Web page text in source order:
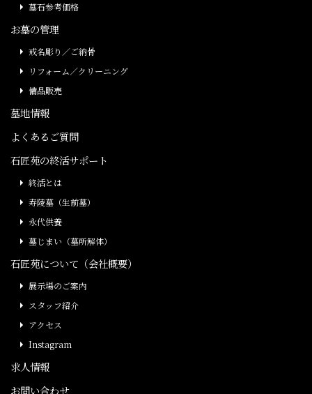
墓石参考価格
お墓の管理
戒名彫り／ご納骨
リフォーム／クリーニング
備品販売
墓地情報
よくあるご質問
石匠苑の終活サポート
終活とは
寿陵墓（生前墓）
永代供養
墓じまい（墓所解体）
石匠苑について（会社概要）
展示場のご案内
スタッフ紹介
アクセス
Instagram
求人情報
お問い合わせ